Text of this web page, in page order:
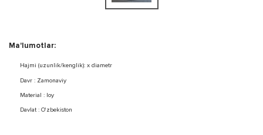
Ma'lumotlar:
Hajmi (uzunlik/kenglik): x diametr
Davr : Zamonaviy
Material : loy
Davlat : O'zbekiston